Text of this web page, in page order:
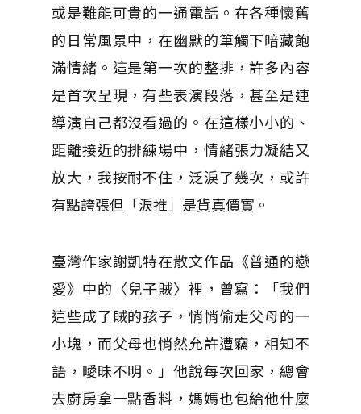
或是難能可貴的一通電話。在各種懷舊
的日常風景中，在幽默的筆觸下暗藏飽
滿情緒。這是第一次的整排，許多內容
是首次呈現，有些表演段落，甚至是連
導演自己都沒看過的。在這樣小小的、
距離接近的排練場中，情緒張力凝結又
放大，我按耐不住，泛淚了幾次，或許
有點誇張但「淚推」是貨真價實。
臺灣作家謝凱特在散文作品《普通的戀
愛》中的〈兒子賊〉裡，曾寫：「我們
這些成了賊的孩子，悄悄偷走父母的一
小塊，而父母也悄然允許遭竊，相知不
語，曖昧不明。」他說每次回家，總會
去廚房拿一點香料，媽媽也包給他什麼